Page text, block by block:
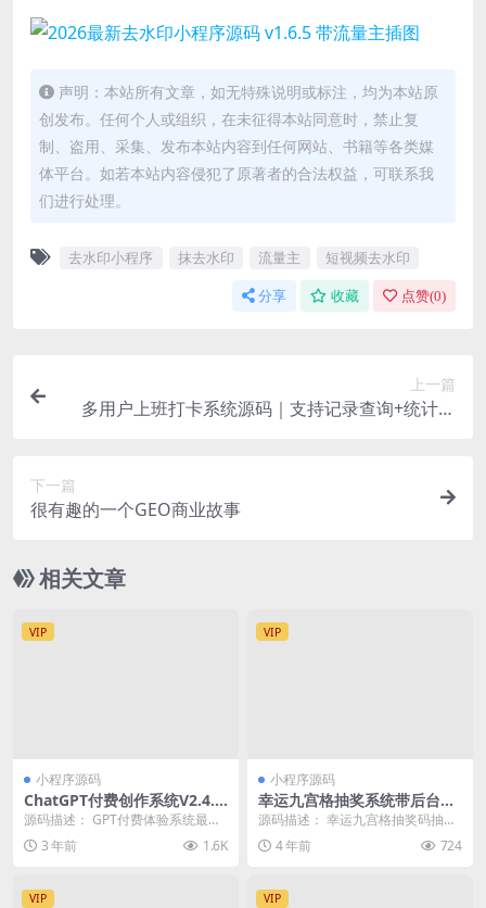
声明：本站所有文章，如无特殊说明或标注，均为本站原
创发布。任何个人或组织，在未征得本站同意时，禁止复
制、盗用、采集、发布本站内容到任何网站、书籍等各类媒
体平台。如若本站内容侵犯了原著者的合法权益，可联系我
们进行处理。
去水印小程序 抹去水印 流量主 短视频去水印
分享 收藏 点赞(0)
上一篇
多用户上班打卡系统源码｜支持记录查询+统计分
下一篇
很有趣的一个GEO商业故事
相关文章
VIP
小程序源码
ChatGPT付费创作系统V2.4.9
独立版 +WEB端+ H5端 + 小程
序端（支持分享朋友圈）
源码描述： GPT付费体验系统最新
版系统是一款基于ThinkPHP框架开
发的AI...
3 年前 1.6K
VIP
小程序源码
幸运九宫格抽奖系统带后台源
码
源码描述： 幸运九宫格抽奖码抽奖
系统，适合营销，门店活动，公司
活动，微信抽奖，公...
4 年前 724
VIP VIP